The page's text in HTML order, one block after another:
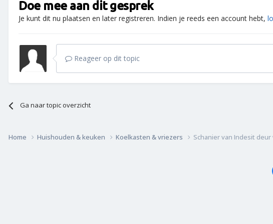
Doe mee aan dit gesprek
Je kunt dit nu plaatsen en later registreren. Indien je reeds een account hebt,
Reageer op dit topic
Ga naar topic overzicht
Home Huishouden & keuken Koelkasten & vriezers Schanier van Indesit